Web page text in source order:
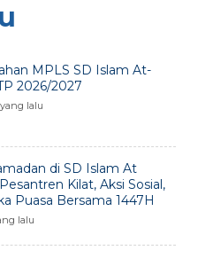
MPLS SD Islam At-
2026/2027
lalu
di SD Islam At
Kilat, Aksi Sosial,
Puasa Bersama 1447H
lalu